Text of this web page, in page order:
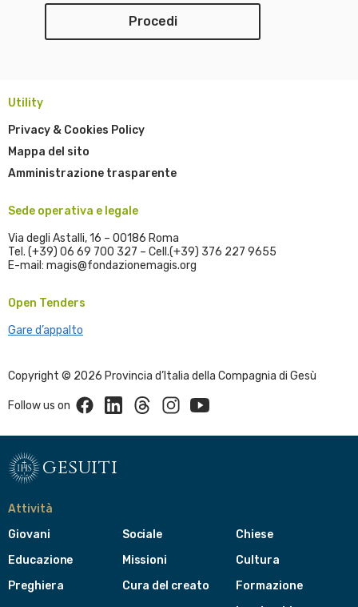
Utility
Privacy & Cookies Policy
Mappa del sito
Amministrazione trasparente
Sede operativa e legale
Via degli Astalli, 16 – 00186 Roma
Tel. (+39) 06 69 700 327 – Cell.(+39) 376 227 9655
E-mail: magis@fondazionemagis.org
Open Tenders
Gare d’appalto
Copyright © 2026 Provincia d’Italia della Compagnia di Gesù
Follow us on FacebookLinkedinThreadsInstagramYoutube
gesuiti
Attività
Giovani
Educazione
Preghiera
Sociale
Missioni
Cura del creato
Chiese
Cultura
Formazione